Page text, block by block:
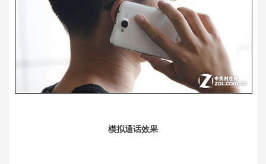
模拟通话效果